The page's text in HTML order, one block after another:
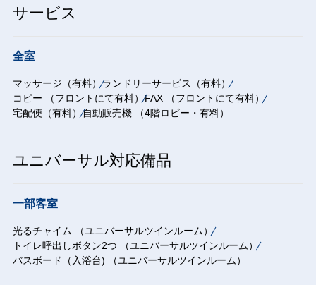
サービス
全室
マッサージ（有料）ランドリーサービス（有料）
コピー （フロントにて有料）FAX （フロントにて有料）
宅配便（有料）自動販売機 （4階ロビー・有料）
ユニバーサル対応備品
一部客室
光るチャイム （ユニバーサルツインルーム）
トイレ呼出しボタン2つ （ユニバーサルツインルーム）
バスボード（入浴台) （ユニバーサルツインルーム）